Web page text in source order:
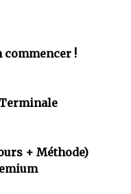
commencer !
+ Méthode)